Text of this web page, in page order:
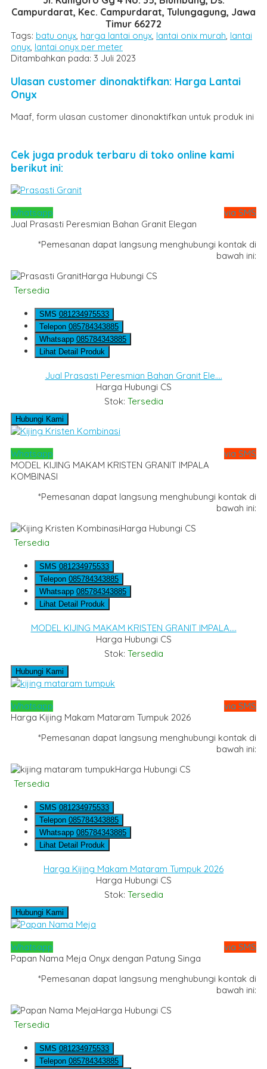
Campurdarat, Kec. Campurdarat, Tulungagung, Jawa
Timur 66272
Tags: batu onyx, harga lantai onyx, lantai onix murah, lantai
onyx, lantai onyx per meter
Ditambahkan pada: 3 Juli 2023
Ulasan customer dinonaktifkan: Harga Lantai
Onyx
Maaf, form ulasan customer dinonaktifkan untuk produk ini
Cek juga produk terbaru di toko online kami
berikut ini:
Whatsapp
via SMS
Jual Prasasti Peresmian Bahan Granit Elegan
*Pemesanan dapat langsung menghubungi kontak di
bawah ini:
Harga Hubungi CS
Tersedia
SMS 081234975533
Telepon 085784343885
Whatsapp 085784343885
Lihat Detail Produk
Jual Prasasti Peresmian Bahan Granit Ele....
Harga Hubungi CS
Stok: Tersedia
Hubungi Kami
Whatsapp
via SMS
MODEL KIJING MAKAM KRISTEN GRANIT IMPALA
KOMBINASI
*Pemesanan dapat langsung menghubungi kontak di
bawah ini:
Harga Hubungi CS
Tersedia
SMS 081234975533
Telepon 085784343885
Whatsapp 085784343885
Lihat Detail Produk
MODEL KIJING MAKAM KRISTEN GRANIT IMPALA....
Harga Hubungi CS
Stok: Tersedia
Hubungi Kami
Whatsapp
via SMS
Harga Kijing Makam Mataram Tumpuk 2026
*Pemesanan dapat langsung menghubungi kontak di
bawah ini:
Harga Hubungi CS
Tersedia
SMS 081234975533
Telepon 085784343885
Whatsapp 085784343885
Lihat Detail Produk
Harga Kijing Makam Mataram Tumpuk 2026
Harga Hubungi CS
Stok: Tersedia
Hubungi Kami
Whatsapp
via SMS
Papan Nama Meja Onyx dengan Patung Singa
*Pemesanan dapat langsung menghubungi kontak di
bawah ini:
Harga Hubungi CS
Tersedia
SMS 081234975533
Telepon 085784343885